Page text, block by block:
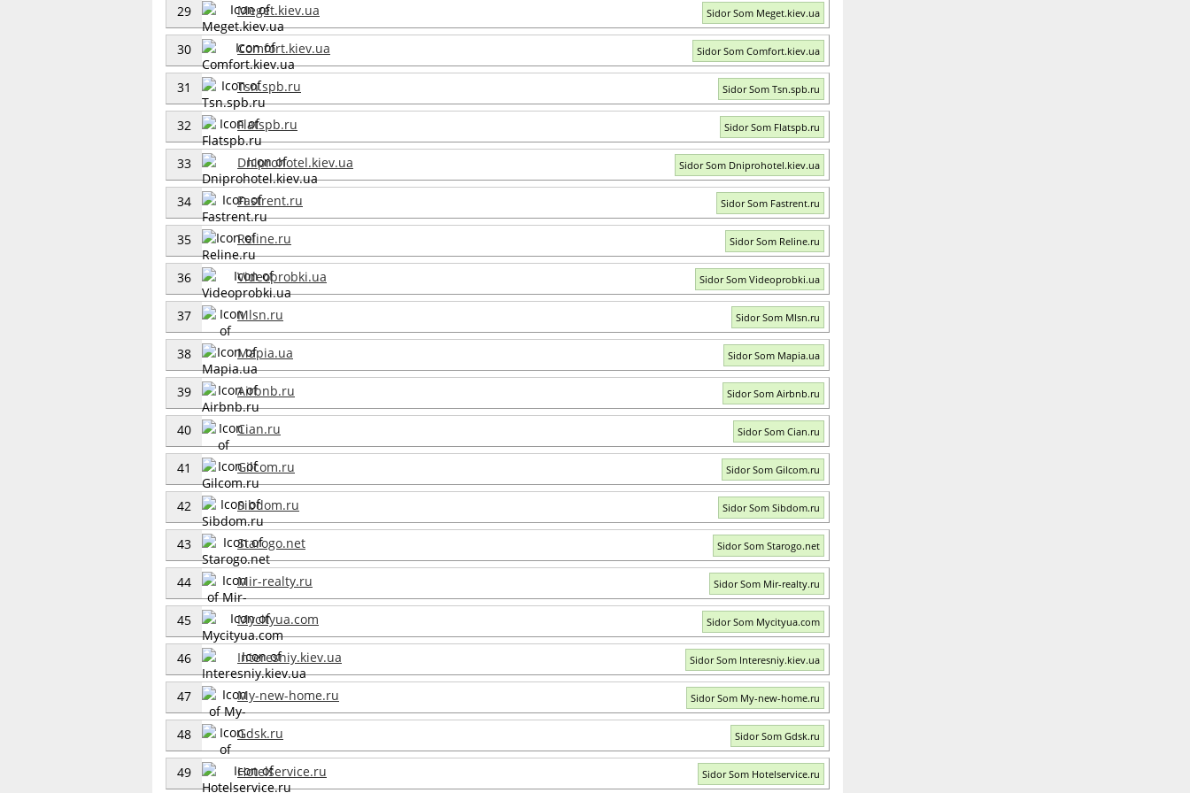
29 Meget.kiev.ua Sidor Som Meget.kiev.ua
30 Comfort.kiev.ua Sidor Som Comfort.kiev.ua
31 Tsn.spb.ru Sidor Som Tsn.spb.ru
32 Flatspb.ru Sidor Som Flatspb.ru
33 Dniprohotel.kiev.ua Sidor Som Dniprohotel.kiev.ua
34 Fastrent.ru Sidor Som Fastrent.ru
35 Reline.ru Sidor Som Reline.ru
36 Videoprobki.ua Sidor Som Videoprobki.ua
37 Mlsn.ru Sidor Som Mlsn.ru
38 Mapia.ua Sidor Som Mapia.ua
39 Airbnb.ru Sidor Som Airbnb.ru
40 Cian.ru Sidor Som Cian.ru
41 Gilcom.ru Sidor Som Gilcom.ru
42 Sibdom.ru Sidor Som Sibdom.ru
43 Starogo.net Sidor Som Starogo.net
44 Mir-realty.ru Sidor Som Mir-realty.ru
45 Mycityua.com Sidor Som Mycityua.com
46 Interesniy.kiev.ua Sidor Som Interesniy.kiev.ua
47 My-new-home.ru Sidor Som My-new-home.ru
48 Gdsk.ru Sidor Som Gdsk.ru
49 Hotelservice.ru Sidor Som Hotelservice.ru